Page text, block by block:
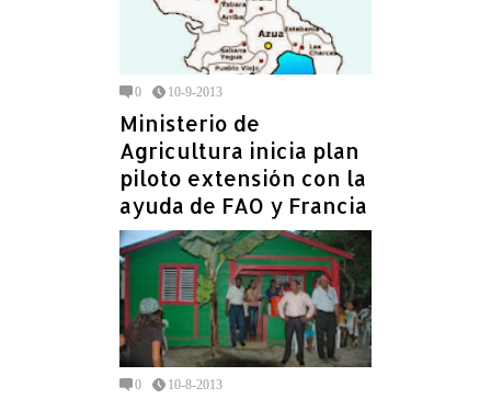
0 10-9-2013
Ministerio de
Agricultura inicia plan
piloto extensión con la
ayuda de FAO y Francia
0 10-8-2013